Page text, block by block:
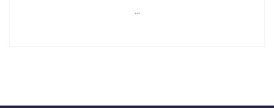
…